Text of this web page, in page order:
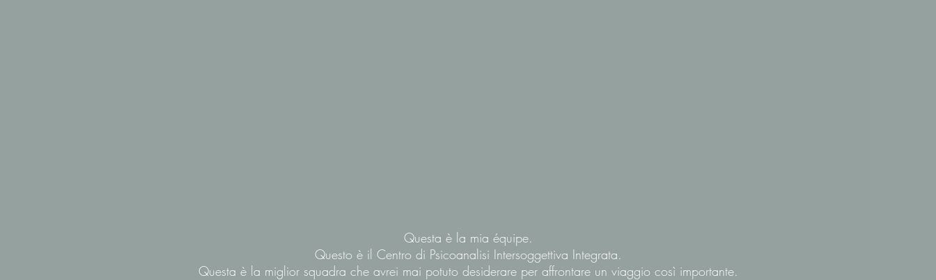
Questa è la mia équipe.
Questo è il Centro di Psicoanalisi Intersoggettiva Integrata.
Questa è la miglior squadra che avrei mai potuto desiderare per affrontare un viaggio così importante.